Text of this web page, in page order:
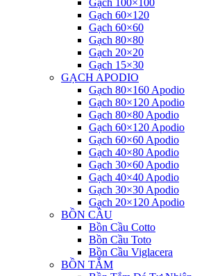
Gạch 100×100
Gạch 60×120
Gạch 60×60
Gạch 80×80
Gạch 20×20
Gạch 15×30
GẠCH APODIO
Gạch 80×160 Apodio
Gạch 80×120 Apodio
Gạch 80×80 Apodio
Gạch 60×120 Apodio
Gạch 60×60 Apodio
Gạch 40×80 Apodio
Gạch 30×60 Apodio
Gạch 40×40 Apodio
Gạch 30×30 Apodio
Gạch 20×120 Apodio
BỒN CẦU
Bồn Cầu Cotto
Bồn Cầu Toto
Bồn Cầu Viglacera
BỒN TẮM